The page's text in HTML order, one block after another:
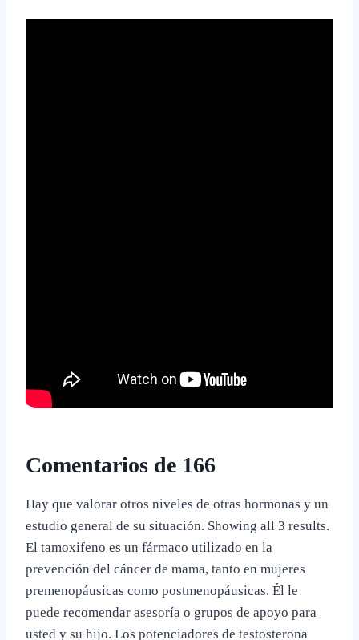
Comentarios de 166
Hay que valorar otros niveles de otras hormonas y un
estudio general de su situación. Showing all 3 results.
El tamoxifeno es un fármaco utilizado en la
prevención del cáncer de mama, tanto en mujeres
premenopáusicas como postmenopáusicas. Él le
puede recomendar asesoría o grupos de apoyo para
usted y su hijo. Los potenciadores de testosterona